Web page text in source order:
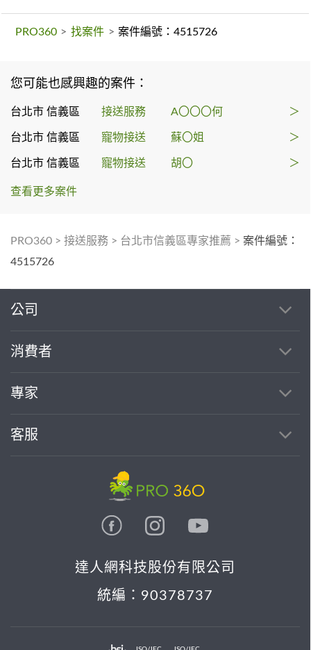
PRO360 > 找案件 > 案件編號：4515726
您可能也感興趣的案件：
台北市 信義區 接送服務 A〇〇〇何 ＞
台北市 信義區 寵物接送 蘇〇姐 ＞
台北市 信義區 寵物接送 胡〇 ＞
查看更多案件
PRO360 > 接送服務 > 台北市信義區專家推薦 > 案件編號：
4515726
公司
消費者
專家
客服
達人網科技股份有限公司
統編：90378737